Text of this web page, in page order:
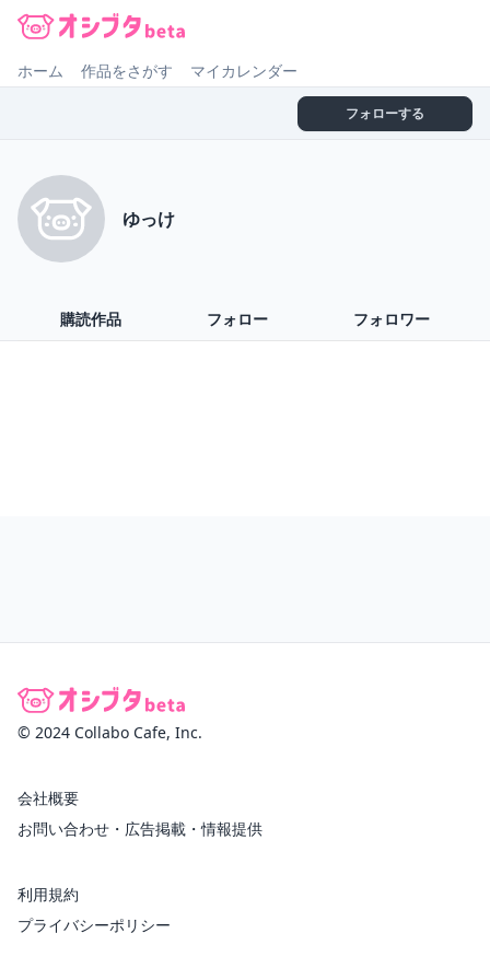
ホーム 作品をさがす マイカレンダー
フォローする
ゆっけ
購読作品 フォロー フォロワー
© 2024 Collabo Cafe, Inc.
会社概要
お問い合わせ・広告掲載・情報提供
利用規約
プライバシーポリシー